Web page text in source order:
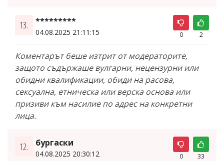
13. *********
04.08.2025 21:11:15 0 2
Коментарът беше изтрит от модераторите,
защото съдържаше вулгарни, нецензурни или
обидни квалификации, обиди на расова,
сексуална, етническа или верска основа или
призиви към насилие по адрес на конкретни
лица.
12. бургаски
04.08.2025 20:30:12 0 33